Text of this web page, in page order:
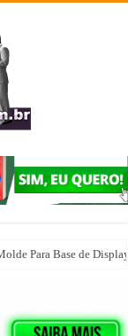
Para Base de